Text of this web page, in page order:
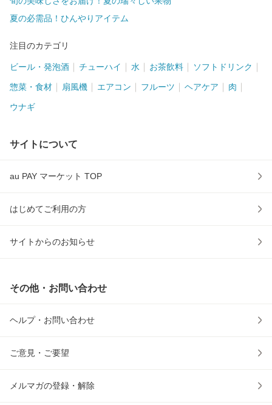
夏の必需品！ひんやりアイテム
注目のカテゴリ
ビール・発泡酒 チューハイ 水 お茶飲料 ソフトドリンク
惣菜・食材 扇風機 エアコン フルーツ ヘアケア 肉
ウナギ
サイトについて
au PAY マーケット TOP
はじめてご利用の方
サイトからのお知らせ
その他・お問い合わせ
ヘルプ・お問い合わせ
ご意見・ご要望
メルマガの登録・解除